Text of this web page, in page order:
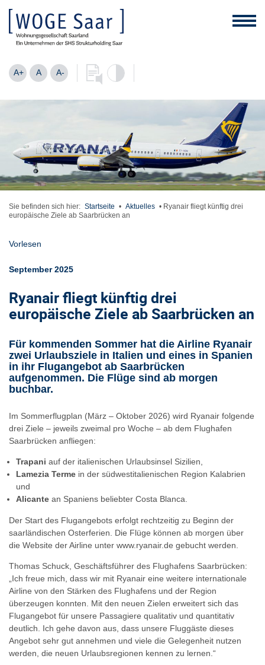
A+ A A-
Sie befinden sich hier: Startseite • Aktuelles • Ryanair fliegt künftig drei
europäische Ziele ab Saarbrücken an
Vorlesen
September 2025
Ryanair fliegt künftig drei
europäische Ziele ab Saarbrücken an
Für kommenden Sommer hat die Airline Ryanair
zwei Urlaubsziele in Italien und eines in Spanien
in ihr Flugangebot ab Saarbrücken
aufgenommen. Die Flüge sind ab morgen
buchbar.
Im Sommerflugplan (März – Oktober 2026) wird Ryanair folgende
drei Ziele – jeweils zweimal pro Woche – ab dem Flughafen
Saarbrücken anfliegen:
Trapani auf der italienischen Urlaubsinsel Sizilien,
Lamezia Terme in der südwestitalienischen Region Kalabrien
und
Alicante an Spaniens beliebter Costa Blanca.
Der Start des Flugangebots erfolgt rechtzeitig zu Beginn der
saarländischen Osterferien. Die Flüge können ab morgen über
die Website der Airline unter www.ryanair.de gebucht werden.
Thomas Schuck, Geschäftsführer des Flughafens Saarbrücken:
„Ich freue mich, dass wir mit Ryanair eine weitere internationale
Airline von den Stärken des Flughafens und der Region
überzeugen konnten. Mit den neuen Zielen erweitert sich das
Flugangebot für unsere Passagiere qualitativ und quantitativ
deutlich. Ich gehe davon aus, dass unsere Fluggäste dieses
Angebot sehr gut annehmen und viele die Gelegenheit nutzen
werden, die neuen Urlaubsregionen kennen zu lernen.“